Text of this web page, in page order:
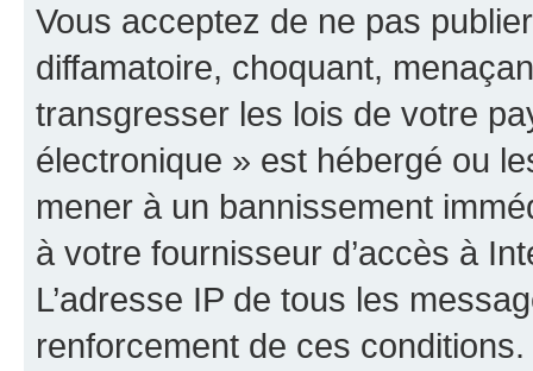
Vous acceptez de ne pas
diffamatoire, choquant,
transgresser les lois de votre
électronique » est hébergé ou
mener à un bannissement
à votre fournisseur d’accès à
L’adresse IP de tous les
renforcement de ces